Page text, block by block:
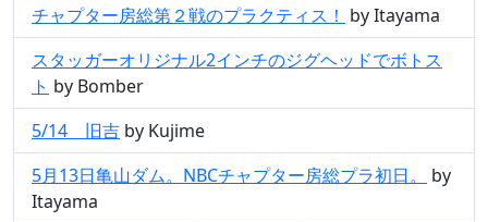
チャプター房総第２戦のプラクティス！ by Itayama
スタッガーオリジナル2インチのジグヘッドでボトス
ト by Bomber
5/14 旧吉 by Kujime
5月13日亀山ダム。NBCチャプター房総プラ初日。
by
Itayama